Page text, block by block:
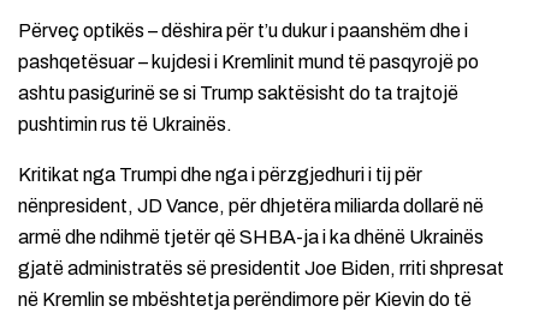
Përveç optikës – dëshira për t’u dukur i paanshëm dhe i
pashqetësuar – kujdesi i Kremlinit mund të pasqyrojë po
ashtu pasigurinë se si Trump saktësisht do ta trajtojë
pushtimin rus të Ukrainës.
Kritikat nga Trumpi dhe nga i përzgjedhuri i tij për
nënpresident, JD Vance, për dhjetëra miliarda dollarë në
armë dhe ndihmë tjetër që SHBA-ja i ka dhënë Ukrainës
gjatë administratës së presidentit Joe Biden, rriti shpresat
në Kremlin se mbështetja perëndimore për Kievin do të